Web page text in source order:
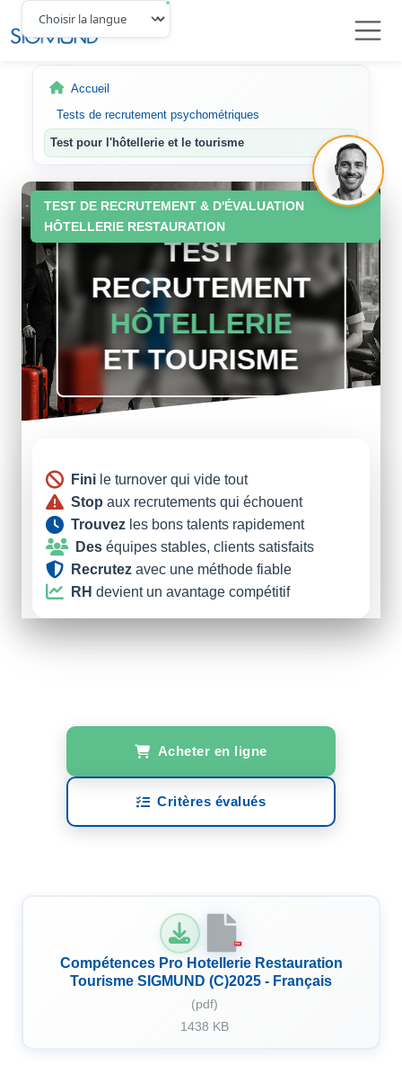
Navbar
Accueil
Tests de recrutement psychométriques
Test pour l'hôtellerie et le tourisme
TEST DE RECRUTEMENT & D'ÉVALUATION
HÔTELLERIE RESTAURATION
TEST
RECRUTEMENT
HÔTELLERIE
ET TOURISME
Fini le turnover qui vide tout
Stop aux recrutements qui échouent
Trouvez les bons talents rapidement
Des équipes stables, clients satisfaits
Recrutez avec une méthode fiable
RH devient un avantage compétitif
Acheter en ligne
Critères évalués
PDF
Compétences Pro Hotellerie Restauration
Tourisme SIGMUND (C)2025 - Français
(pdf)
1438 KB